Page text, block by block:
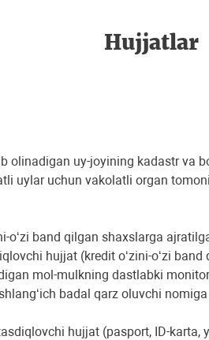
Hujjatlar
olinadigan uy-joyining kadastr va
uylar uchun vakolatli organ
o‘zi band qilgan shaxslarga
hujjat (kredit o‘zini-o‘zi
mol-mulkning dastlabki
badal qarz oluvchi
hujjat (pasport, ID-karta,